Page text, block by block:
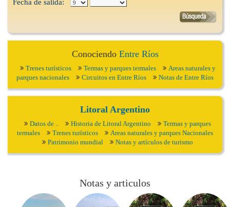
Fecha de salida:
Conociendo Entre Ríos
Trenes turísticos Termas y parques termales
Areas naturales y
parques nacionales
Circuitos en Entre Ríos Notas de Entre Ríos
Litoral Argentino
Datos de .. Historia de Litoral Argentino
Termas y parques
termales
Trenes turísticos
Areas naturales y parques Nacionales
Patrimonio mundial
Notas y artículos de turismo
Notas y articulos